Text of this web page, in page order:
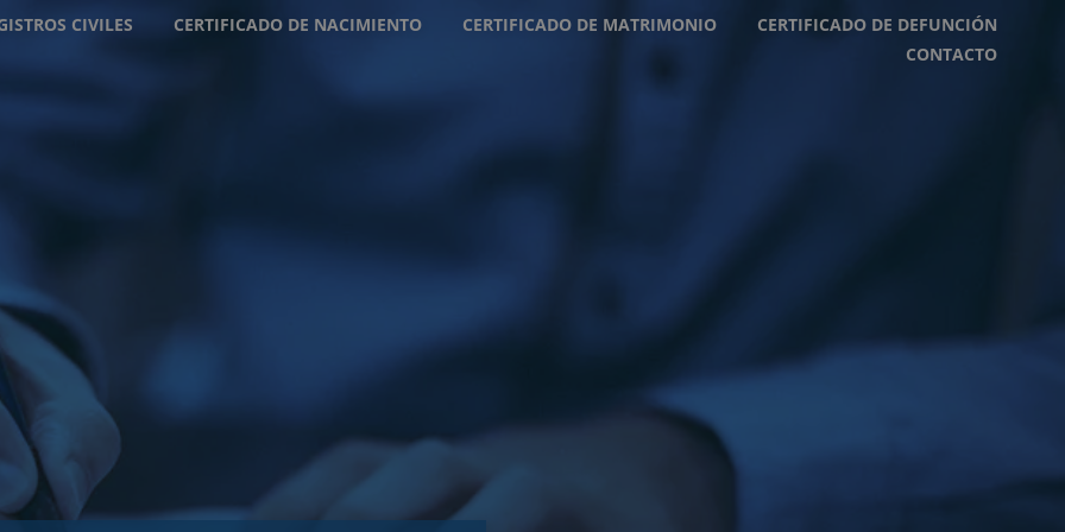
CIVILES CERTIFICADO DE NACIMIENTO CERTIFICADO DE MATRIMONIO
CERTIFICADO DE DEFUNCIÓN
CONTACTO